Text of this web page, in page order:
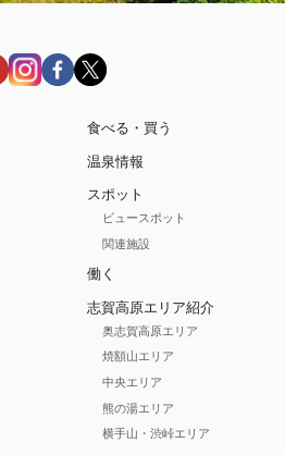
食べる・買う
温泉情報
スポット
ビュースポット
関連施設
働く
志賀高原エリア紹介
奥志賀高原エリア
焼額山エリア
中央エリア
熊の湯エリア
横手山・渋峠エリア